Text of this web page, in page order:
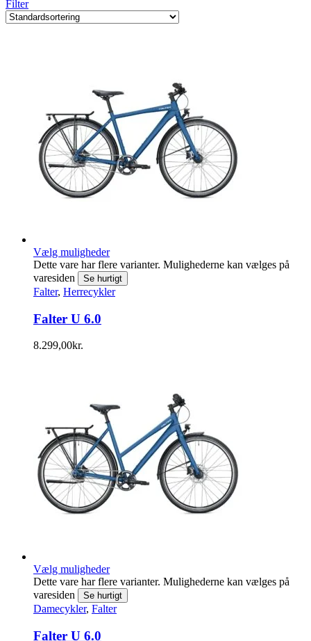
Filter
Vælg muligheder
Dette vare har flere varianter. Mulighederne kan vælges på
varesiden
Se hurtigt
Falter, Herrecykler
Falter U 6.0
8.299,00kr.
Vælg muligheder
Dette vare har flere varianter. Mulighederne kan vælges på
varesiden
Se hurtigt
Damecykler, Falter
Falter U 6.0